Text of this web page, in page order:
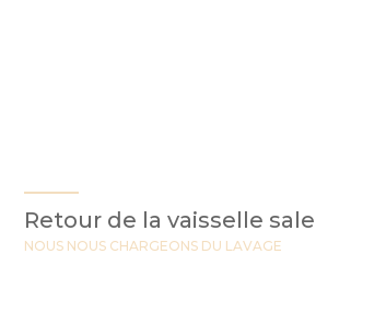
Retour de la vaisselle sale
NOUS NOUS CHARGEONS DU LAVAGE